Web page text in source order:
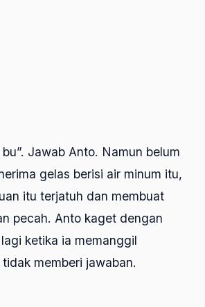
Jawab Anto. Namun belum
gelas berisi air minum itu,
itu terjatuh dan membuat
pecah. Anto kaget dengan
ketika ia memanggil
memberi jawaban.